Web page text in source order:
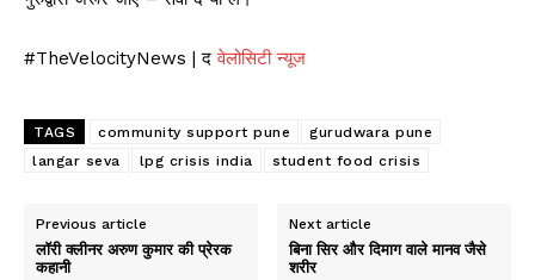
#TheVelocityNews | दवेलोसिटी न्यूज
TAGS community support pune
gurudwara pune
langar seva
lpg crisis india student food crisis
Previous article
लॉरी क्लीनर अरुण कुमार की प्रेरक
कहानी
Next article
बिना सिर और दिमाग वाले मानव जैसे
शरीर